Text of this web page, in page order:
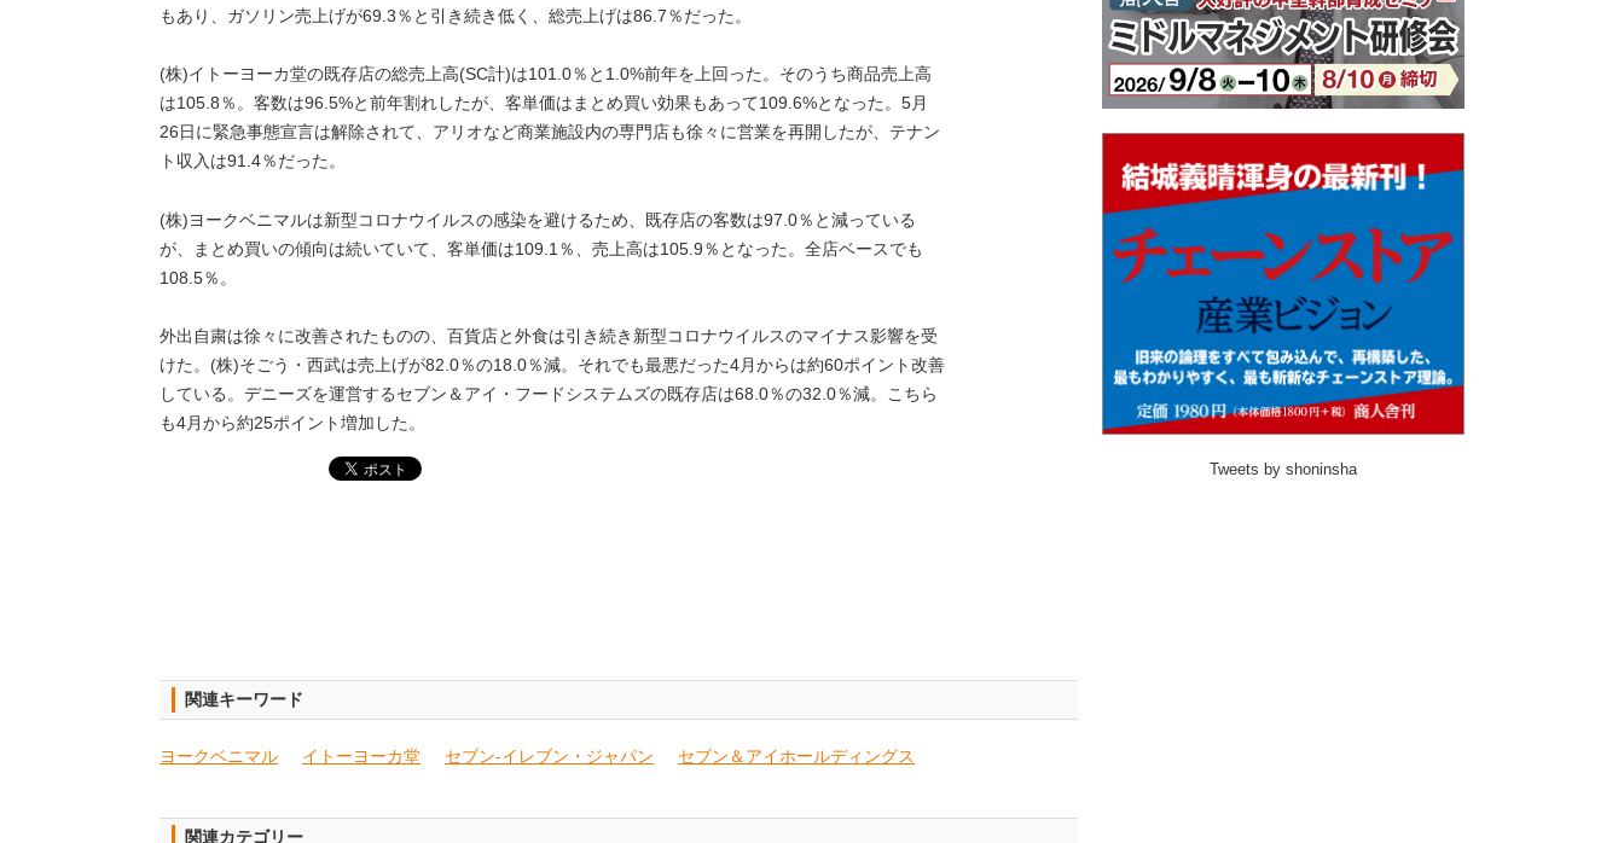
もあり、ガソリン売上げが69.3％と引き続き低く、総売上げは86.7％だった。
(株)イトーヨーカ堂の既存店の総売上高(SC計)は101.0％と1.0%前年を上回った。そのうち商品売上高
は105.8％。客数は96.5%と前年割れしたが、客単価はまとめ買い効果もあって109.6%となった。5月
26日に緊急事態宣言は解除されて、アリオなど商業施設内の専門店も徐々に営業を再開したが、テナン
ト収入は91.4％だった。
(株)ヨークベニマルは新型コロナウイルスの感染を避けるため、既存店の客数は97.0％と減っている
が、まとめ買いの傾向は続いていて、客単価は109.1％、売上高は105.9％となった。全店ベースでも
108.5％。
外出自粛は徐々に改善されたものの、百貨店と外食は引き続き新型コロナウイルスのマイナス影響を受
けた。(株)そごう・西武は売上げが82.0％の18.0％減。それでも最悪だった4月からは約60ポイント改善
している。デニーズを運営するセブン＆アイ・フードシステムズの既存店は68.0％の32.0％減。こちら
も4月から約25ポイント増加した。
関連キーワード
ヨークベニマル イトーヨーカ堂 セブン-イレブン・ジャパン セブン＆アイホールディングス
関連カテゴリー
Tweets by shoninsha